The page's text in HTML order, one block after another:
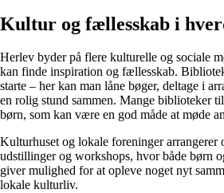
Kultur og fællesskab i
Herlev byder på flere kulturelle og sociale
kan finde inspiration og fællesskab.
starte – her kan man låne bøger, deltage i
en rolig stund sammen. Mange biblioteker
børn, som kan være en god måde at møde
Kulturhuset og lokale foreninger arrangerer
udstillinger og workshops, hvor både børn
giver mulighed for at opleve noget nyt
lokale kulturliv.